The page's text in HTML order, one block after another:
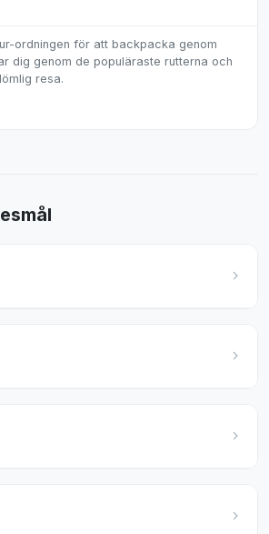
ordningen för att backpacka genom
dig genom de populäraste rutterna och
resa.